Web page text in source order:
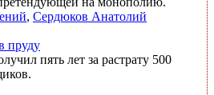
, Сердюков Анатолий
пруду
пять лет за растрату 500